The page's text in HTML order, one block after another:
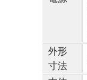
外形
寸法